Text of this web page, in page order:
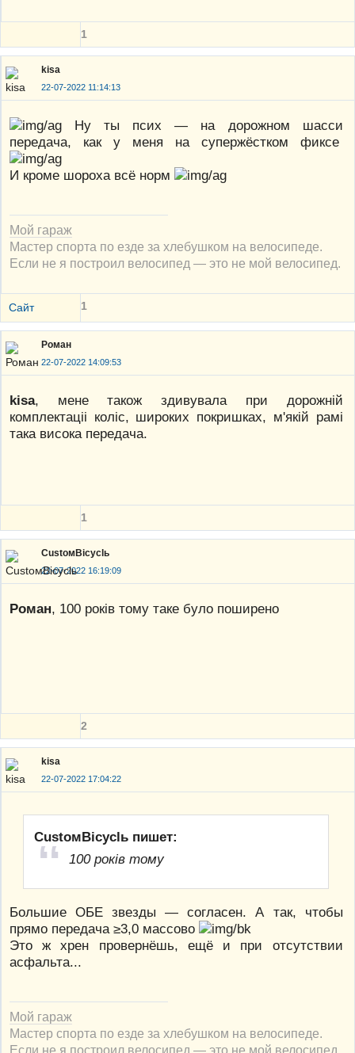
1
kisa
22-07-2022 11:14:13
Ну ты псих — на дорожном шасси
передача, как у меня на супержёстком фиксе
И кроме шороха всё норм
Мой гараж
Мастер спорта по езде за хлебушком на велосипеде.
Если не я построил велосипед — это не мой велосипед.
Сайт 1
Роман
22-07-2022 14:09:53
kisa, мене також здивувалa при дорожнiй
комплектацii колiс, широких покришках, м'якiй рамi
така висока передача.
1
CustoмBicyclь
22-07-2022 16:19:09
Роман, 100 років тому таке було поширено
2
kisa
22-07-2022 17:04:22
CustoмBicyclь пишет:
100 років тому
Большие ОБЕ звезды — согласен. А так, чтобы
прямо передача ≥3,0 массово
Это ж хрен провернёшь, ещё и при отсутствии
асфальта...
Мой гараж
Мастер спорта по езде за хлебушком на велосипеде.
Если не я построил велосипед — это не мой велосипед.